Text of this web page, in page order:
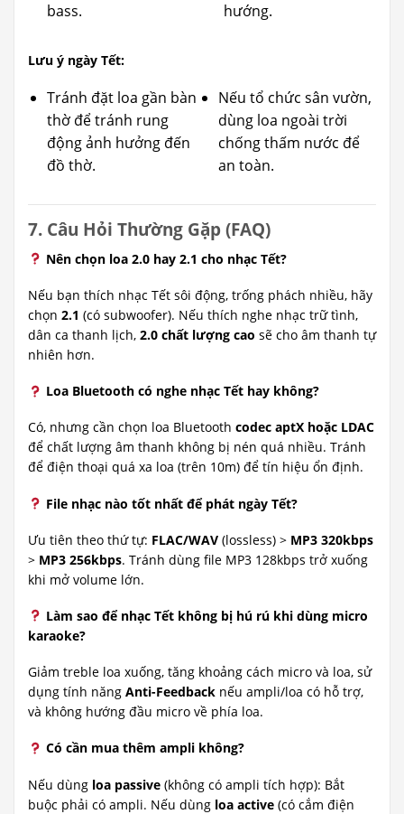
bass.
hướng.
Lưu ý ngày Tết:
Tránh đặt loa gần bàn
thờ để tránh rung
động ảnh hưởng đến
đồ thờ.
Nếu tổ chức sân vườn,
dùng loa ngoài trời
chống thấm nước để
an toàn.
7. Câu Hỏi Thường Gặp (FAQ)
Nên chọn loa 2.0 hay 2.1 cho nhạc Tết?
Nếu bạn thích nhạc Tết sôi động, trống phách nhiều, hãy
chọn 2.1 (có subwoofer). Nếu thích nghe nhạc trữ tình,
dân ca thanh lịch, 2.0 chất lượng cao sẽ cho âm thanh tự
nhiên hơn.
Loa Bluetooth có nghe nhạc Tết hay không?
Có, nhưng cần chọn loa Bluetooth codec aptX hoặc LDAC
để chất lượng âm thanh không bị nén quá nhiều. Tránh
để điện thoại quá xa loa (trên 10m) để tín hiệu ổn định.
File nhạc nào tốt nhất để phát ngày Tết?
Ưu tiên theo thứ tự: FLAC/WAV (lossless) > MP3 320kbps
> MP3 256kbps. Tránh dùng file MP3 128kbps trở xuống
khi mở volume lớn.
Làm sao để nhạc Tết không bị hú rú khi dùng micro
karaoke?
Giảm treble loa xuống, tăng khoảng cách micro và loa, sử
dụng tính năng Anti-Feedback nếu ampli/loa có hỗ trợ,
và không hướng đầu micro về phía loa.
Có cần mua thêm ampli không?
Nếu dùng loa passive (không có ampli tích hợp): Bắt
buộc phải có ampli. Nếu dùng loa active (có cắm điện